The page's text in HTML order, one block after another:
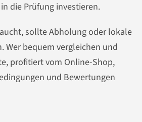
die Prüfung investieren.
sollte Abholung oder lokale
Wer bequem vergleichen und
profitiert vom Online-Shop,
und Bewertungen